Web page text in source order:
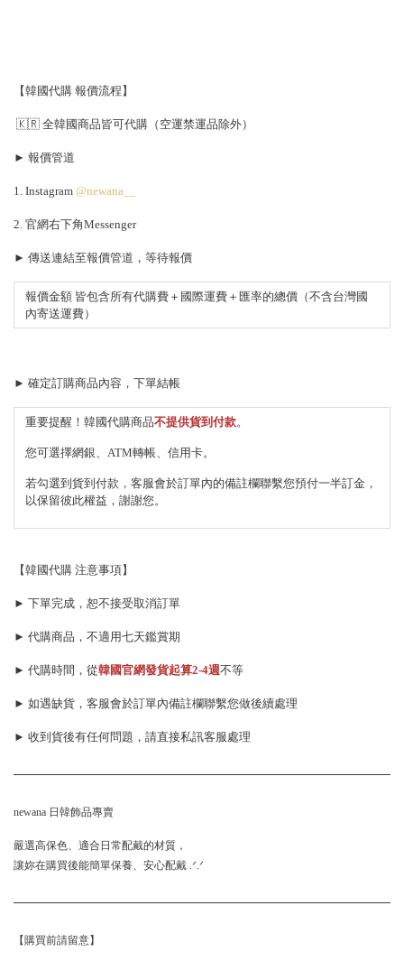
【韓國代購 報價流程】
🇰🇷 全韓國商品皆可代購（空運禁運品除外）
► 報價管道
1. Instagram @newana__
2. 官網右下角Messenger
► 傳送連結至報價管道，等待報價
報價金額 皆包含所有代購費＋國際運費＋匯率的總價（不含台灣國
內寄送運費）
► 確定訂購商品內容，下單結帳
重要提醒！韓國代購商品不提供貨到付款。
您可選擇網銀、ATM轉帳、信用卡。
若勾選到貨到付款，客服會於訂單內的備註欄聯繫您預付一半訂金，
以保留彼此權益，謝謝您。
【韓國代購 注意事項】
► 下單完成，恕不接受取消訂單
► 代購商品，不適用七天鑑賞期
► 代購時間，從韓國官網發貨起算2-4週不等
► 如遇缺貨，客服會於訂單內備註欄聯繫您做後續處理
► 收到貨後有任何問題，請直接私訊客服處理
newana 日韓飾品專賣
嚴選高保色、適合日常配戴的材質，
讓妳在購買後能簡單保養、安心配戴 .ᐟ.ᐟ
【購買前請留意】